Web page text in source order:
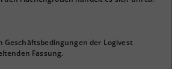
Geschäftsbedingungen der Logivest
Fassung.